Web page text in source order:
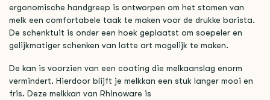
ergonomische handgreep is ontworpen om het stomen van
melk een comfortabele taak te maken voor de drukke barista.
De schenktuit is onder een hoek geplaatst om soepeler en
gelijkmatiger schenken van latte art mogelijk te maken.
De kan is voorzien van een coating die melkaanslag enorm
vermindert. Hierdoor blijft je melkkan een stuk langer mooi en
fris. Deze melkkan van Rhinoware is